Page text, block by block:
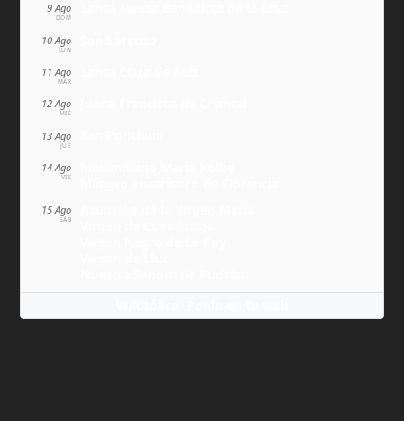
9 Ago
DOM
10 Ago
LUN
11 Ago
MAR
12 Ago
MIÉ
13 Ago
JUE
14 Ago
VIE
15 Ago
SÁB
·